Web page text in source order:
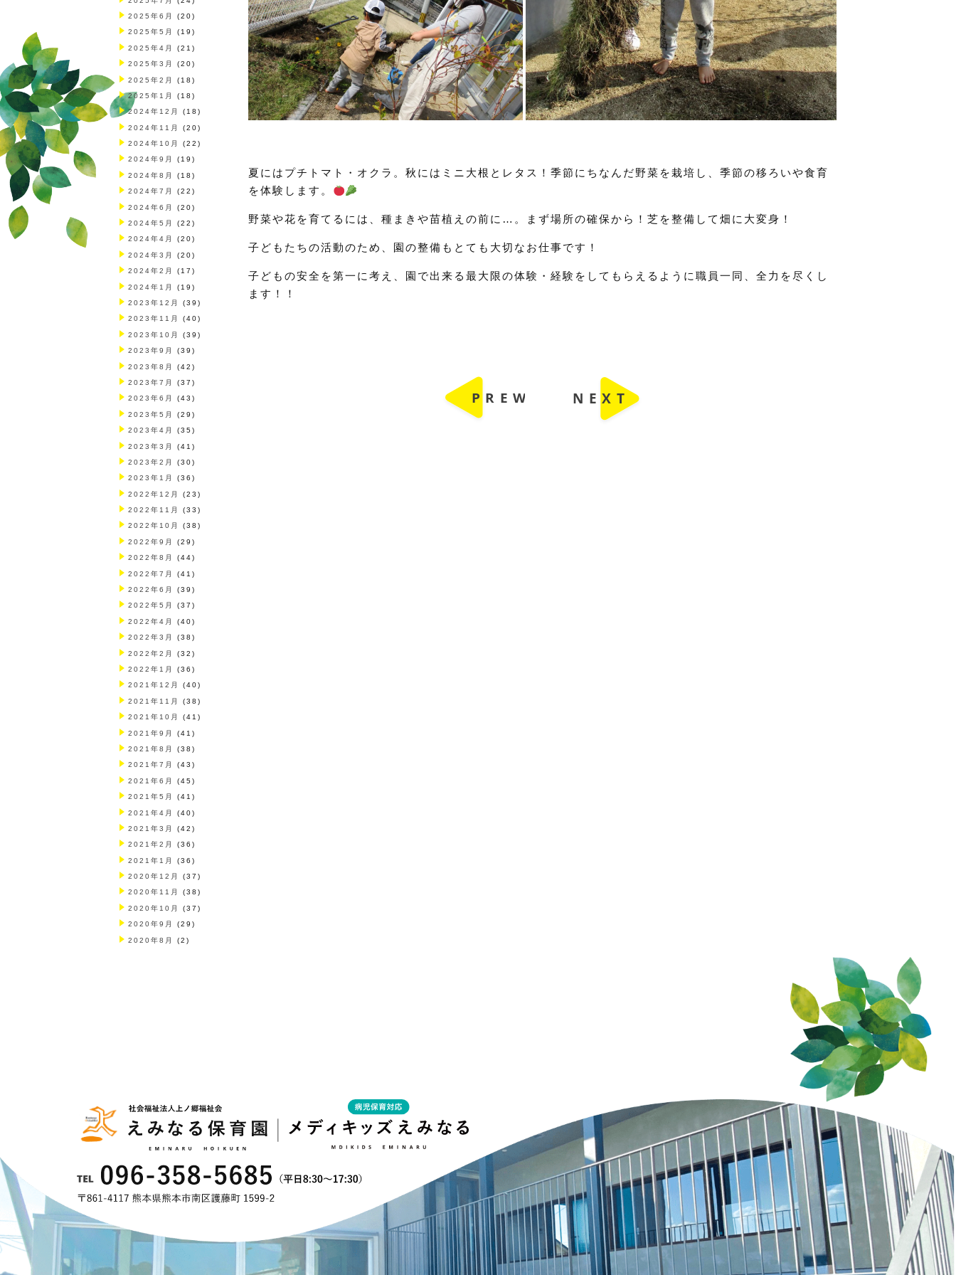
夏にはプチトマト・オクラ。秋にはミニ大根とレタス！季節にちなんだ野菜を栽培し、季節の移ろいや食育
を体験します。
野菜や花を育てるには、種まきや苗植えの前に…。まず場所の確保から！芝を整備して畑に大変身！
子どもたちの活動のため、園の整備もとても大切なお仕事です！
子どもの安全を第一に考え、園で出来る最大限の体験・経験をしてもらえるように職員一同、全力を尽くし
ます！！
2025年6月 (20)
2025年5月 (19)
2025年4月 (21)
2025年3月 (20)
2025年2月 (18)
2025年1月 (18)
2024年12月 (18)
2024年11月 (20)
2024年10月 (22)
2024年9月 (19)
2024年8月 (18)
2024年7月 (22)
2024年6月 (20)
2024年5月 (22)
2024年4月 (20)
2024年3月 (20)
2024年2月 (17)
2024年1月 (19)
2023年12月 (39)
2023年11月 (40)
2023年10月 (39)
2023年9月 (39)
2023年8月 (42)
2023年7月 (37)
2023年6月 (43)
2023年5月 (29)
2023年4月 (35)
2023年3月 (41)
2023年2月 (30)
2023年1月 (36)
2022年12月 (23)
2022年11月 (33)
2022年10月 (38)
2022年9月 (29)
2022年8月 (44)
2022年7月 (41)
2022年6月 (39)
2022年5月 (37)
2022年4月 (40)
2022年3月 (38)
2022年2月 (32)
2022年1月 (36)
2021年12月 (40)
2021年11月 (38)
2021年10月 (41)
2021年9月 (41)
2021年8月 (38)
2021年7月 (43)
2021年6月 (45)
2021年5月 (41)
2021年4月 (40)
2021年3月 (42)
2021年2月 (36)
2021年1月 (36)
2020年12月 (37)
2020年11月 (38)
2020年10月 (37)
2020年9月 (29)
2020年8月 (2)